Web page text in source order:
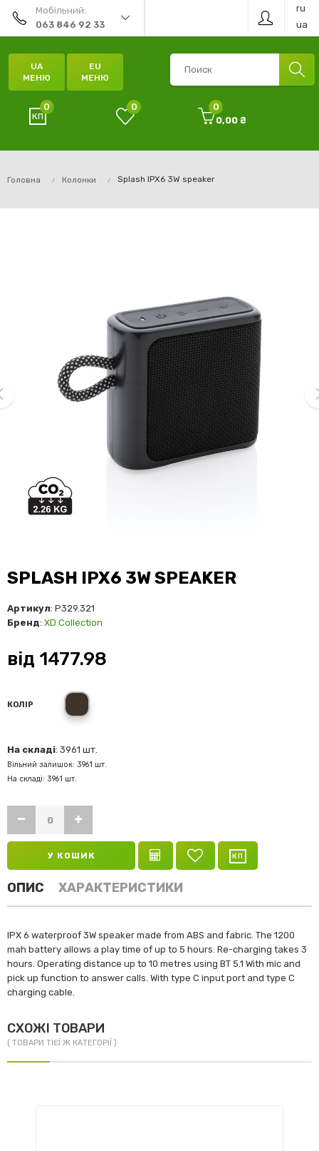
Мобільний:
063 846 92 33
ru
ua
UA
МЕНЮ
EU
МЕНЮ
0 0
0
0,00 ₴
Головна Колонки Splash IPX6 3W speaker
SPLASH IPX6 3W SPEAKER
Артикул: P329.321
Бренд: XD Collection
від 1477.98
КОЛІР
black
На складі: 3961 шт.
Вільний залишок: 3961 шт.
На складі: 3961 шт.
У КОШИК
ОПИС ХАРАКТЕРИСТИКИ
IPX 6 waterproof 3W speaker made from ABS and fabric. The 1200
mah battery allows a play time of up to 5 hours. Re-charging takes 3
hours. Operating distance up to 10 metres using BT 5.1 With mic and
pick up function to answer calls. With type C input port and type C
charging cable.
СХОЖІ ТОВАРИ
( ТОВАРИ ТІЄЇ Ж КАТЕГОРІЇ )